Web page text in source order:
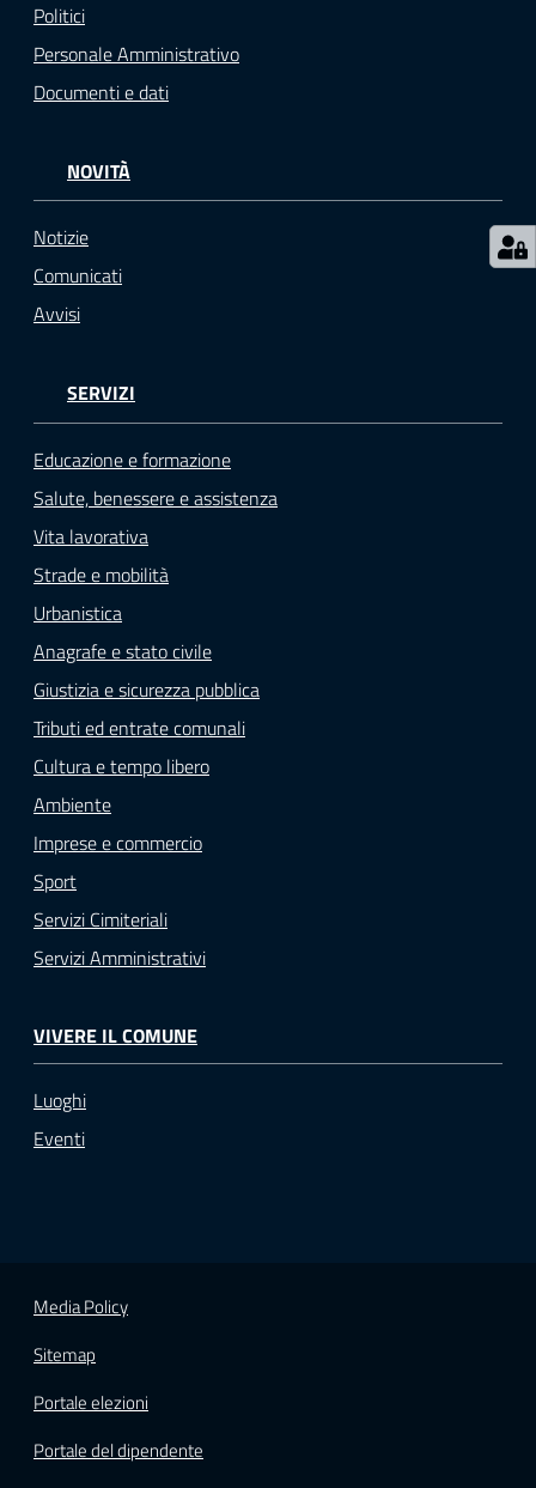
c
a
t
a
g
a
f
o
n
n
e
A
N
P
R
Tutti
argomenti...
Seguici
su
Politici
Personale Amministrativo
Documenti e dati
NOVITÀ
Notizie
Comunicati
Avvisi
SERVIZI
Educazione e formazione
Salute, benessere e assistenza
Vita lavorativa
Strade e mobilità
Urbanistica
Anagrafe e stato civile
Giustizia e sicurezza pubblica
Tributi ed entrate comunali
Cultura e tempo libero
Ambiente
Imprese e commercio
Sport
Servizi Cimiteriali
Servizi Amministrativi
VIVERE IL COMUNE
Luoghi
Eventi
Media Policy
Sitemap
Portale elezioni
Portale del dipendente